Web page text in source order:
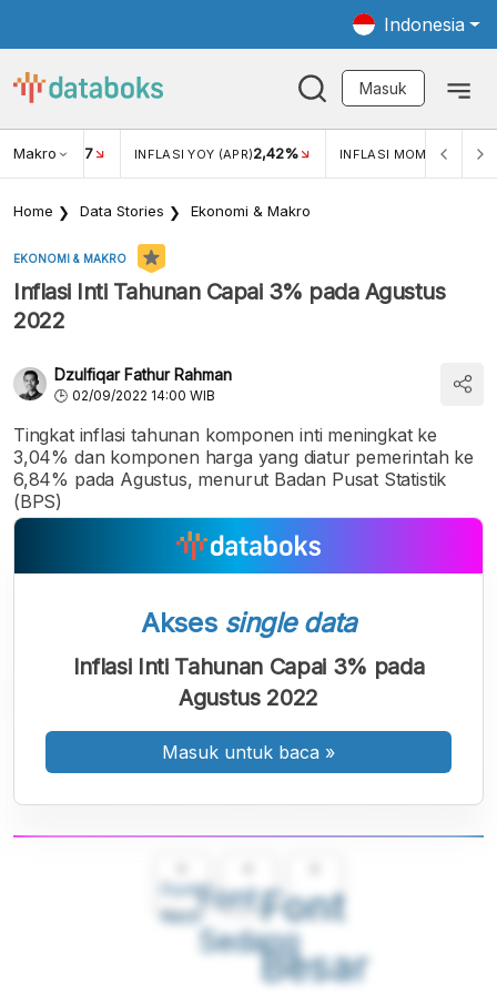
Indonesia
Masuk
Makro
USD/IDR 17 INFLASI YOY (APR)2,42% INFLASI MOM (MAR)
Home Data Stories Ekonomi & Makro
EKONOMI & MAKRO
Inflasi Inti Tahunan Capai 3% pada Agustus
2022
Dzulfiqar Fathur Rahman
02/09/2022 14:00 WIB
Tingkat inflasi tahunan komponen inti meningkat ke
3,04% dan komponen harga yang diatur pemerintah ke
6,84% pada Agustus, menurut Badan Pusat Statistik
(BPS)
Font
Kecil
Font
Sedang
Font
Besar
Akses single data
Inflasi Inti Tahunan Capai 3% pada
Agustus 2022
Masuk untuk baca »